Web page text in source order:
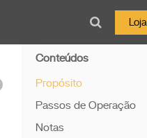
Loja
Conteúdos
Propósito
Passos de Operação
Notas